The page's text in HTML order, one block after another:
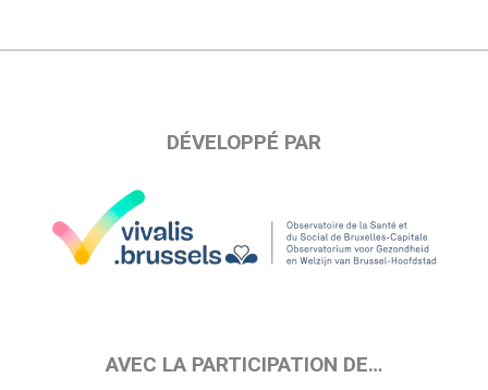
DÉVELOPPÉ PAR
AVEC LA PARTICIPATION DE…